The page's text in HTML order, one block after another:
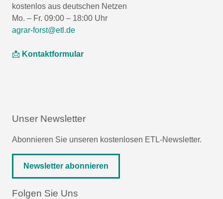
kostenlos aus deutschen Netzen
Mo. – Fr. 09:00 – 18:00 Uhr
agrar-forst@etl.de
📩 Kontaktformular
Unser Newsletter
Abonnieren Sie unseren kostenlosen ETL-Newsletter.
Newsletter abonnieren
Folgen Sie Uns